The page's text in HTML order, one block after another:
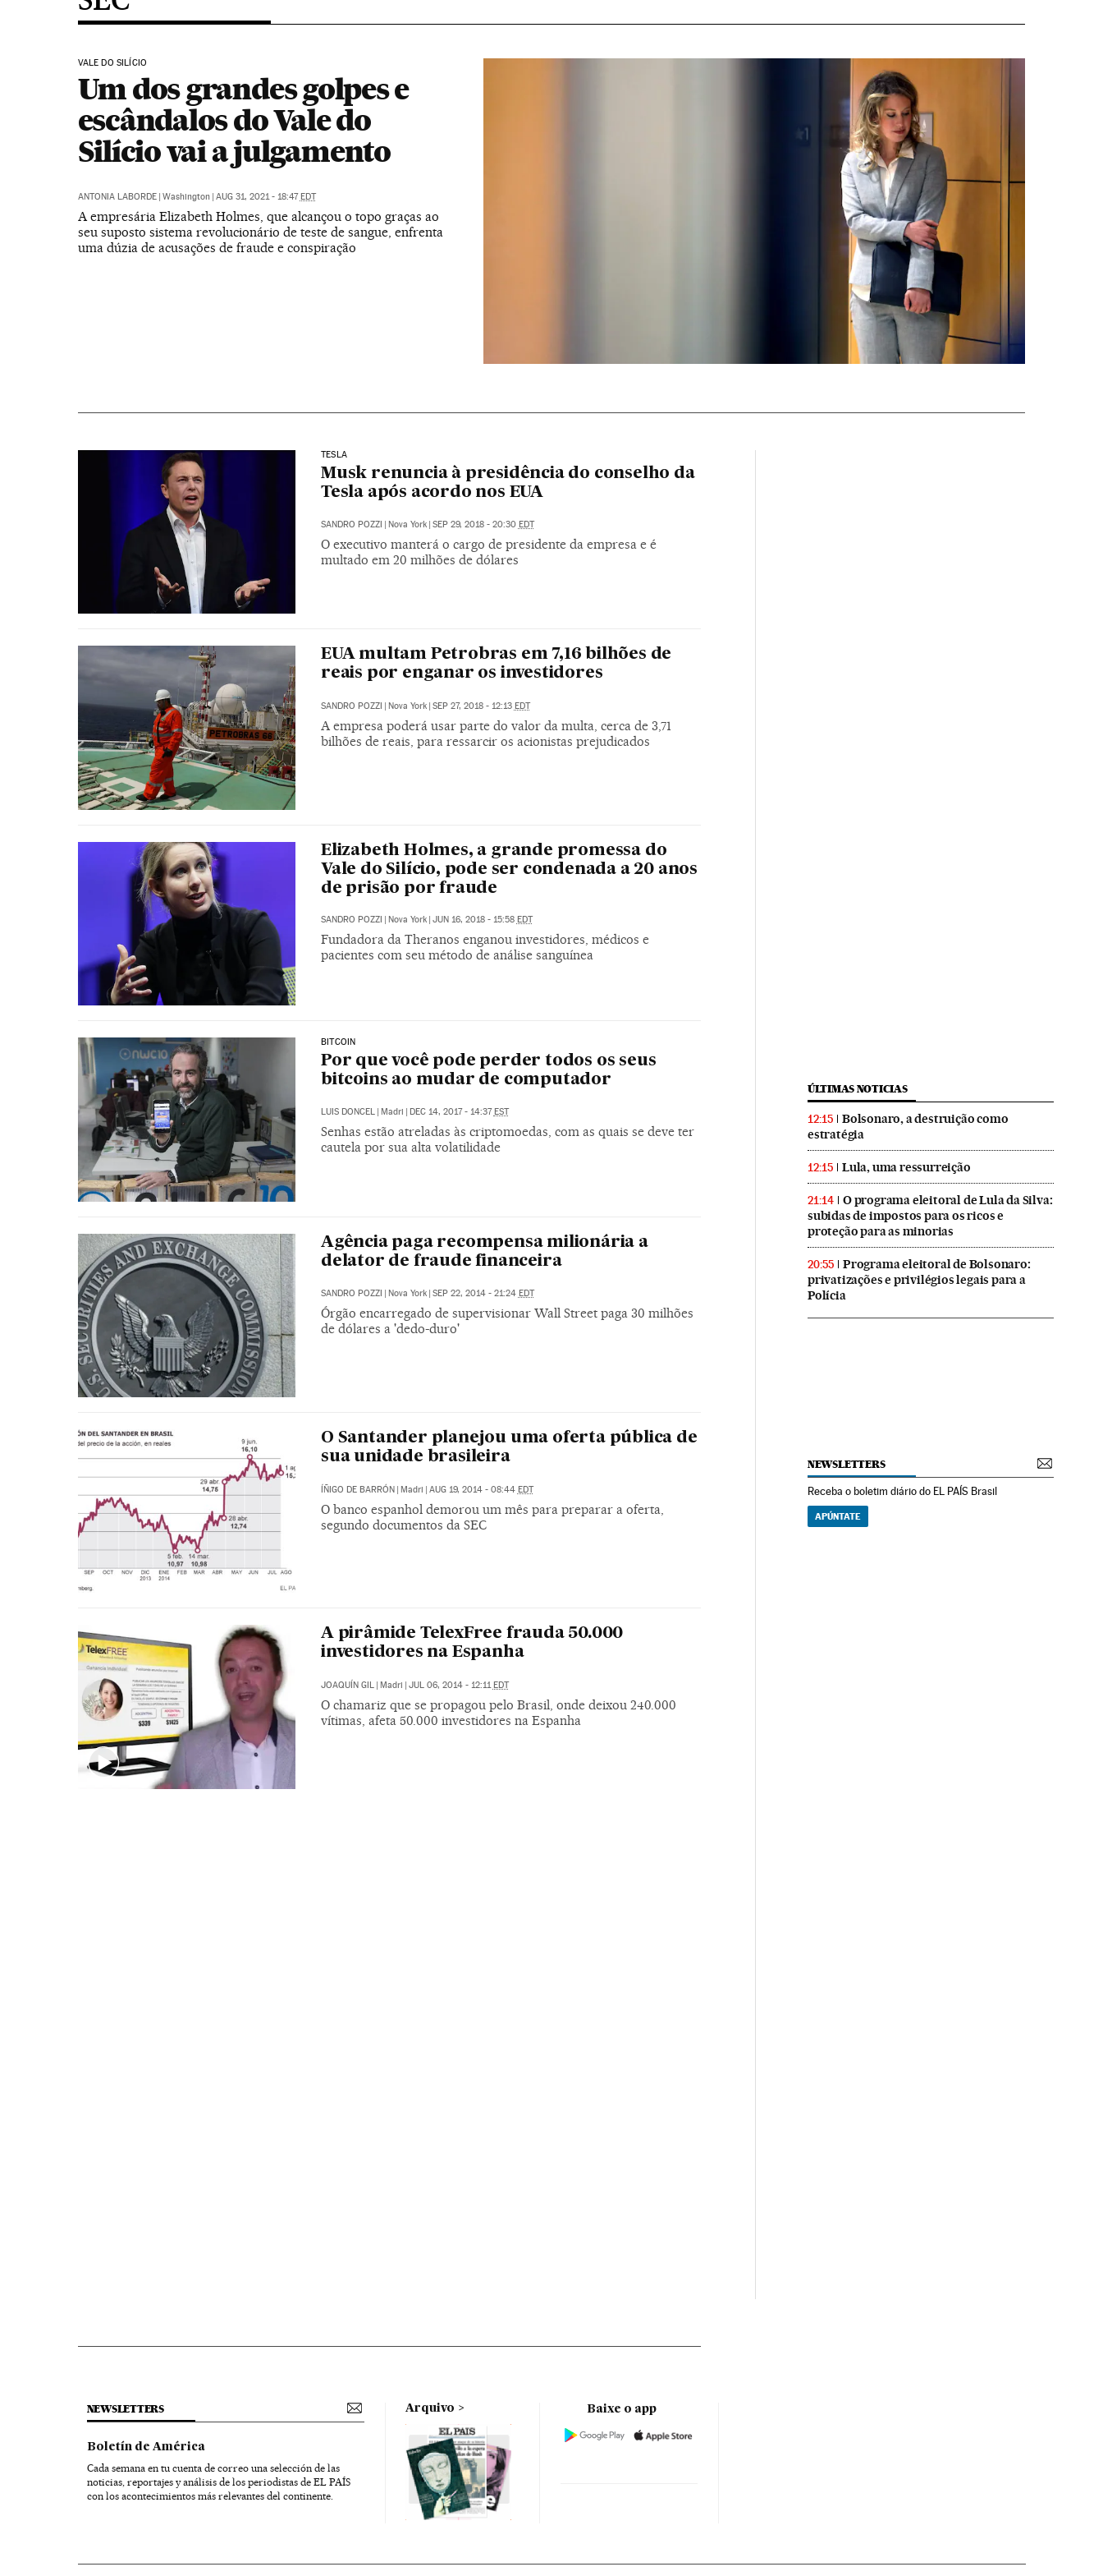
VALE DO SILÍCIO
Um dos grandes golpes e
escândalos do Vale do
Silício vai a julgamento
ANTONIA LABORDE | Washington | AUG 31, 2021 - 18:47EDT
A empresária Elizabeth Holmes, que alcançou o topo graças ao
seu suposto sistema revolucionário de teste de sangue, enfrenta
uma dúzia de acusações de fraude e conspiração
TESLA
Musk renuncia à presidência do conselho da
Tesla após acordo nos EUA
SANDRO POZZI | Nova York | SEP 29, 2018 - 20:30 EDT
O executivo manterá o cargo de presidente da empresa e é
multado em 20 milhões de dólares
EUA multam Petrobras em 7,16 bilhões de
reais por enganar os investidores
SANDRO POZZI | Nova York | SEP 27, 2018 - 12:13 EDT
A empresa poderá usar parte do valor da multa, cerca de 3,71
bilhões de reais, para ressarcir os acionistas prejudicados
Elizabeth Holmes, a grande promessa do
Vale do Silício, pode ser condenada a 20 anos
de prisão por fraude
SANDRO POZZI Nova York JUN 16, 2018 - 15:58 EDT
Fundadora da Theranos enganou investidores, médicos e
pacientes com seu método de análise sanguínea
BITCOIN
Por que você pode perder todos os seus
bitcoins ao mudar de computador
LUIS DONCEL | Madri | DEC 14, 2017 - 14:37EST
Senhas estão atreladas às criptomoedas, com as quais se deve ter
cautela por sua alta volatilidade
Agência paga recompensa milionária a
delator de fraude financeira
SANDRO POZZI Nova York SEP 22, 2014 - 21:24 EDT
Órgão encarregado de supervisionar Wall Street paga 30 milhões
de dólares a 'dedo-duro'
O Santander planejou uma oferta pública de
sua unidade brasileira
ÍÑIGO DE BARRÓN | Madri | AUG 19, 2014 - 08:44 EDT
O banco espanhol demorou um mês para preparar a oferta,
segundo documentos da SEC
A pirâmide TelexFree frauda 50.000
investidores na Espanha
JOAQUÍN GIL Madri JUL 06, 2014 - 12:11 EDT
O chamariz que se propagou pelo Brasil, onde deixou 240.000
vítimas, afeta 50.000 investidores na Espanha
ÚLTIMAS NOTICIAS
12:15
Bolsonaro, a destruição como
estratégia
12:15 Lula, uma ressurreição
21:14
O programa eleitoral de Lula da Silva:
subidas de impostos para os ricos e
proteção para as minorias
20:55
Programa eleitoral de Bolsonaro:
privatizações e privilégios legais para a
Polícia
NEWSLETTERS
Receba o boletim diário do EL PAÍS Brasil
APÚNTATE
NEWSLETTERS
Boletín de América
Cada semana en tu cuenta de correo una selección de las
noticias, reportajes y análisis de los periodistas de EL PAÍS
con los acontecimientos más relevantes del continente.
Arquivo Baixe o app